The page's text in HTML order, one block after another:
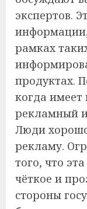
экспертов.
рамках
продуктах.
когда
рекламный
Люди
рекламу.
того, что
чёткое и
стороны